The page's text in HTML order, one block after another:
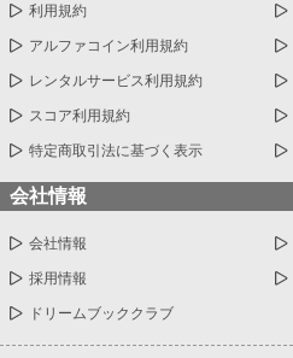
利用規約
アルファコイン利用規約
レンタルサービス利用規約
スコア利用規約
特定商取引法に基づく表示
会社情報
会社情報
採用情報
ドリームブッククラブ